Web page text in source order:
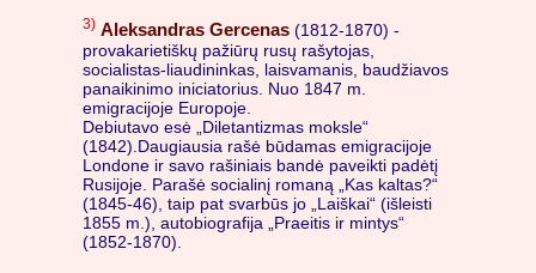
3) Aleksandras Gercenas (1812-1870) -
provakarietiškų pažiūrų rusų rašytojas,
socialistas-liaudininkas, laisvamanis, baudžiavos
panaikinimo iniciatorius. Nuo 1847 m.
emigracijoje Europoje.
Debiutavo esė „Diletantizmas moksle“
(1842).Daugiausia rašė būdamas emigracijoje
Londone ir savo rašiniais bandė paveikti padėtį
Rusijoje. Parašė socialinį romaną „Kas kaltas?“
(1845-46), taip pat svarbūs jo „Laiškai“ (išleisti
1855 m.), autobiografija „Praeitis ir mintys“
(1852-1870).